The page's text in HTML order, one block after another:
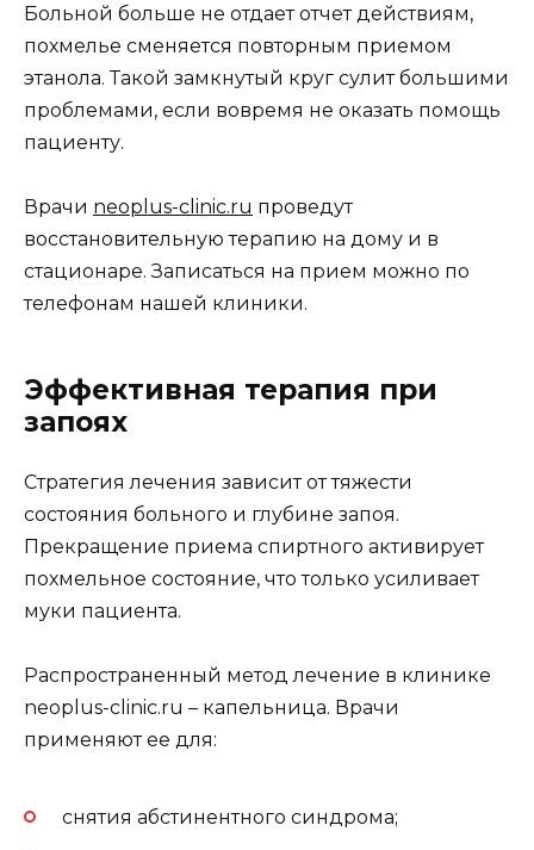
Больной больше не отдает отчет действиям,
похмелье сменяется повторным приемом
этанола. Такой замкнутый круг сулит большими
проблемами, если вовремя не оказать помощь
пациенту.
Врачи neoplus-clinic.ru проведут
восстановительную терапию на дому и в
стационаре. Записаться на прием можно по
телефонам нашей клиники.
Эффективная терапия при
запоях
Стратегия лечения зависит от тяжести
состояния больного и глубине запоя.
Прекращение приема спиртного активирует
похмельное состояние, что только усиливает
муки пациента.
Распространенный метод лечение в клинике
neoplus-clinic.ru – капельница. Врачи
применяют ее для:
снятия абстинентного синдрома;